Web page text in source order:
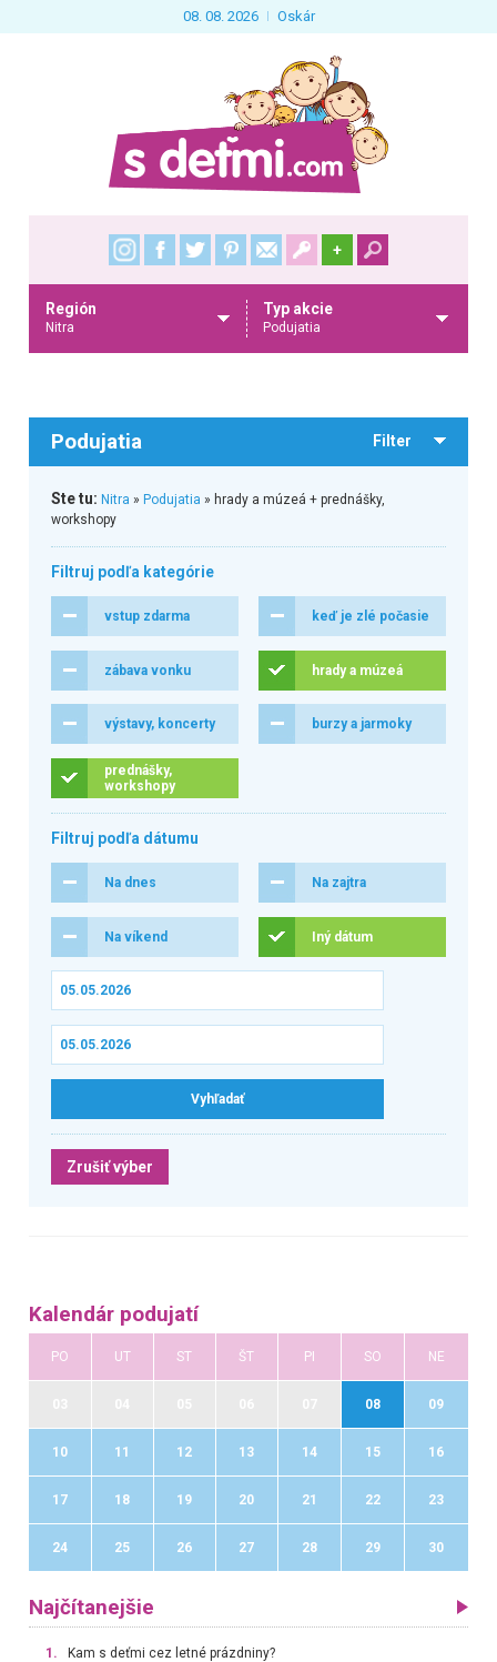
08. 08. 2026 Oskár
+
Región
Nitra
Typ akcie
Podujatia
Podujatia Filter
Ste tu: Nitra » Podujatia » hrady a múzeá + prednášky,
workshopy
Filtruj podľa kategórie
vstup zdarma keď je zlé počasie
zábava vonku hrady a múzeá
výstavy, koncerty burzy a jarmoky
prednášky,
workshopy
Filtruj podľa dátumu
Na dnes Na zajtra
Na víkend Iný dátum
Zrušiť výber
Kalendár podujatí
PO UT ST ŠT PI SO NE
08 09
10 11 12 13 14 15 16
17 18 19 20 21 22 23
24 25 26 27 28 29 30
Najčítanejšie
1. Kam s deťmi cez letné prázdniny?